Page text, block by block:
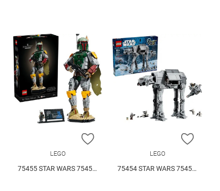
ZUR WUNSCHLISTE HINZUFÜGEN
LEGO
75455 STAR WARS 75455 V29
ZUR
LEGO
75454 STAR WARS 75454 V29